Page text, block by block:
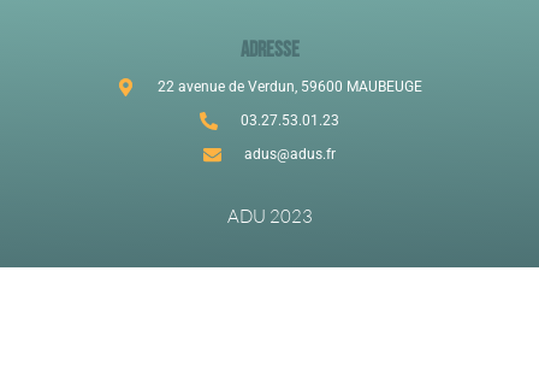
ADRESSE
22 avenue de Verdun, 59600 MAUBEUGE
03.27.53.01.23
adus@adus.fr
ADU 2023